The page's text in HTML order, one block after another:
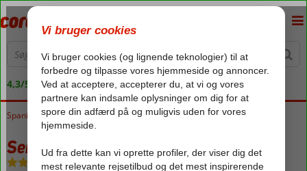
4,3/5 på Trustpilot
Forside
Spanien Baleariske Øer Mallorca Cala d'Or Sentido Fido Tucan
Sentido Fido Tucan
Morgenmad